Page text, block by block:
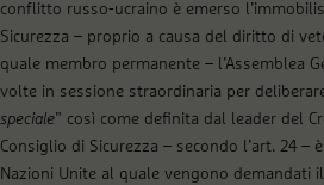
conflitto russo-ucraino è emerso
Sicurezza – proprio a causa del diritto di
quale membro permanente – l’Assemblea
volte in sessione straordinaria per
speciale” così come definita dal leader del
Consiglio di Sicurezza – secondo l’art. 24 –
Nazioni Unite al quale vengono demandati